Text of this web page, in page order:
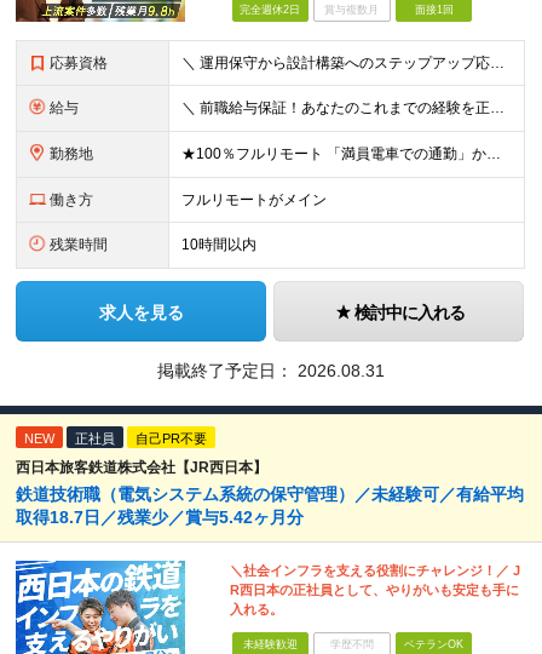
完全週休2日 賞与複数月 面接1回
応募資格 ＼ 運用保守から設計構築へのステップアップ応援！ ／ ★学歴・分野不問（運用保守経験のみでも歓迎） ★「設計・構築に挑戦したい」「市場価値を高めたい」という意欲を重視！ ┗豊富な案件（SIer直下など
給与 ＼ 前職給与保証！あなたのこれまでの経験を正当評価 ／ ★月収50万円～スタート！【年俸600万～1,162万8,000円（12分割）】 ――「頑張りが給与に直結しない…」そんな不満とは無縁の環境で
勤務地 ★100％フルリモート 「満員電車での通勤」から卒業できます！ ★転勤なし 【本社】 東京都新宿区神楽坂1-2 研究社英語センタービル3階 本社またはプロジェクト先にて勤務いただきます！ ※プロジ
働き方 フルリモートがメイン
残業時間 10時間以内
求人を見る 検討中に入れる
掲載終了予定日： 2026.08.31
NEW 正社員 自己PR不要
西日本旅客鉄道株式会社【JR西日本】
鉄道技術職（電気システム系統の保守管理）／未経験可／有給平均
取得18.7日／残業少／賞与5.42ヶ月分
＼社会インフラを支える役割にチャレンジ！／ J
R西日本の正社員として、やりがいも安定も手に
入れる。
未経験歓迎 学歴不問 ベテランOK